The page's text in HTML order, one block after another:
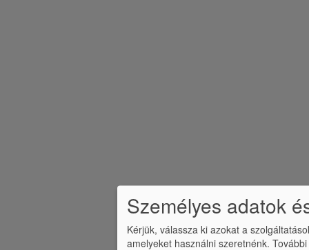
Személyes adatok
Kérjük, válassza ki azokat a
amelyeket használni szeretnénk.